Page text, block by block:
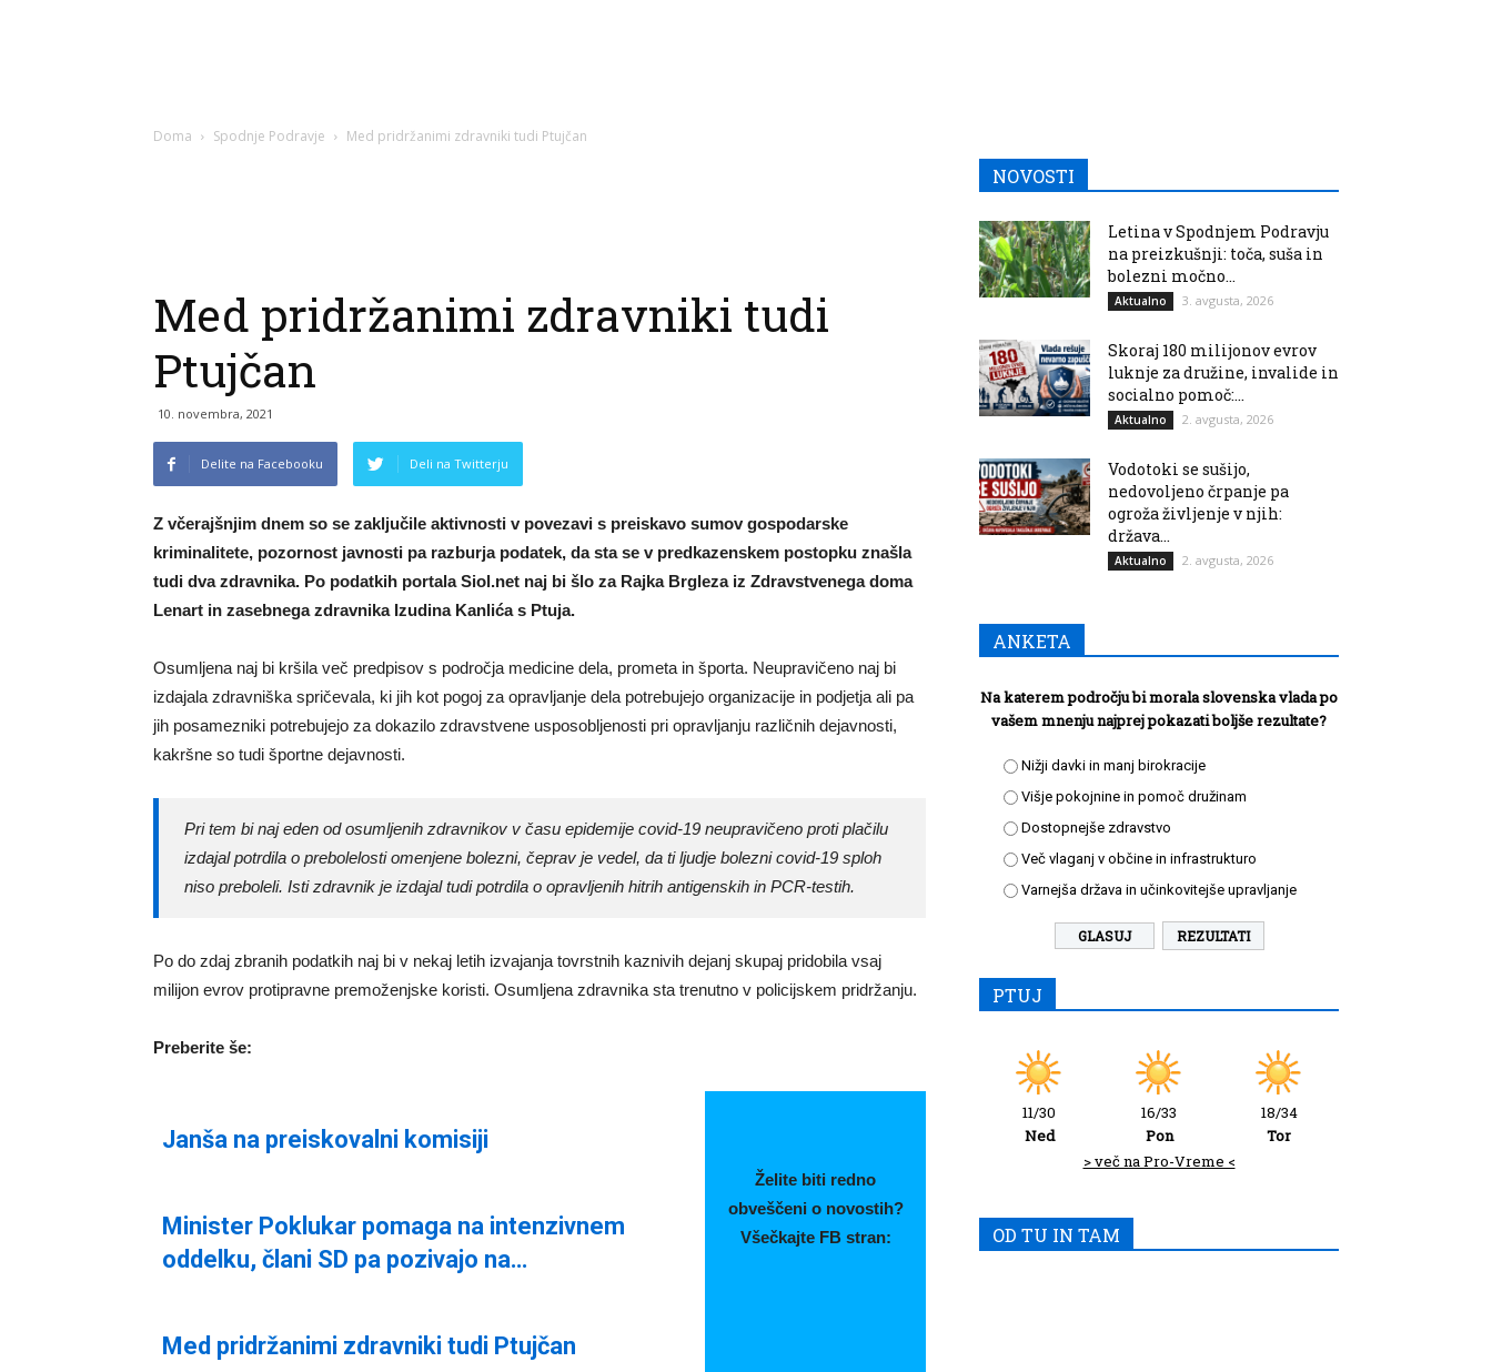
Doma Spodnje Podravje Med pridržanimi zdravniki tudi Ptujčan
Med pridržanimi zdravniki tudi
Ptujčan
10. novembra, 2021
Delite na Facebooku Deli na Twitterju
Z včerajšnjim dnem so se zaključile aktivnosti v povezavi s preiskavo sumov gospodarske
kriminalitete, pozornost javnosti pa razburja podatek, da sta se v predkazenskem postopku znašla
tudi dva zdravnika. Po podatkih portala Siol.net naj bi šlo za Rajka Brgleza iz Zdravstvenega doma
Lenart in zasebnega zdravnika Izudina Kanlića s Ptuja.
Osumljena naj bi kršila več predpisov s področja medicine dela, prometa in športa. Neupravičeno naj bi
izdajala zdravniška spričevala, ki jih kot pogoj za opravljanje dela potrebujejo organizacije in podjetja ali pa
jih posamezniki potrebujejo za dokazilo zdravstvene usposobljenosti pri opravljanju različnih dejavnosti,
kakršne so tudi športne dejavnosti.
Pri tem bi naj eden od osumljenih zdravnikov v času epidemije covid-19 neupravičeno proti plačilu
izdajal potrdila o prebolelosti omenjene bolezni, čeprav je vedel, da ti ljudje bolezni covid-19 sploh
niso preboleli. Isti zdravnik je izdajal tudi potrdila o opravljenih hitrih antigenskih in PCR-testih.
Po do zdaj zbranih podatkih naj bi v nekaj letih izvajanja tovrstnih kaznivih dejanj skupaj pridobila vsaj
milijon evrov protipravne premoženjske koristi. Osumljena zdravnika sta trenutno v policijskem pridržanju.
Preberite še:
Janša na preiskovalni komisiji
Želite biti redno
obveščeni o novostih?
Všečkajte FB stran:
Minister Poklukar pomaga na intenzivnem
oddelku, člani SD pa pozivajo na…
Med pridržanimi zdravniki tudi Ptujčan
NOVOSTI
Letina v Spodnjem Podravju
na preizkušnji: toča, suša in
bolezni močno...
Aktualno 3. avgusta, 2026
Skoraj 180 milijonov evrov
luknje za družine, invalide in
socialno pomoč:...
Aktualno 2. avgusta, 2026
Vodotoki se sušijo,
nedovoljeno črpanje pa
ogroža življenje v njih:
država...
Aktualno 2. avgusta, 2026
ANKETA
Na katerem področju bi morala slovenska vlada po
vašem mnenju najprej pokazati boljše rezultate?
Nižji davki in manj birokracije
Višje pokojnine in pomoč družinam
Dostopnejše zdravstvo
Več vlaganj v občine in infrastrukturo
Varnejša država in učinkovitejše upravljanje
REZULTATI
PTUJ
11/30
Ned
16/33
Pon
18/34
Tor
> več na Pro-Vreme <
OD TU IN TAM